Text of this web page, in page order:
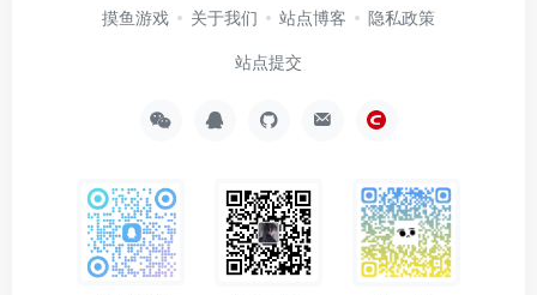
摸鱼游戏 关于我们 站点博客 隐私政策
站点提交